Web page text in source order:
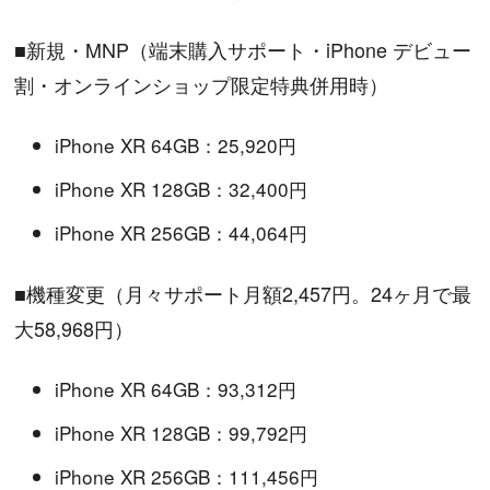
■新規・MNP（端末購入サポート・iPhone デビュー
割・オンラインショップ限定特典併用時）
iPhone XR 64GB：25,920円
iPhone XR 128GB：32,400円
iPhone XR 256GB：44,064円
■機種変更（月々サポート月額2,457円。24ヶ月で最
大58,968円）
iPhone XR 64GB：93,312円
iPhone XR 128GB：99,792円
iPhone XR 256GB：111,456円